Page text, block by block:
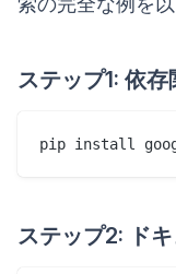
ステップ1: 依
ステップ2: ド